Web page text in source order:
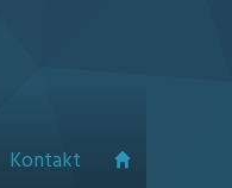
Kontakt